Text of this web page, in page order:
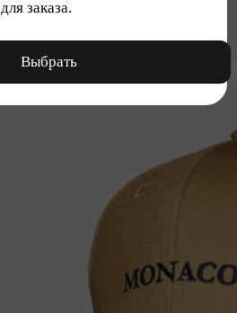
для заказа.
Выбрать